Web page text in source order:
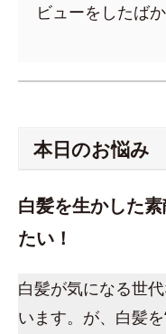
ビューをしたばか
本日のお悩み
白髪を生かした
たい！
白髪が気になる世
います。が、白髪